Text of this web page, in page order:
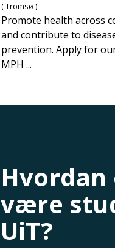
( Tromsø )
Promote health across
and contribute to
prevention. Apply for
MPH ...
Hvordan
være
UiT?